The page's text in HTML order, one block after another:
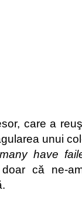
care a
unui
have
că ne-